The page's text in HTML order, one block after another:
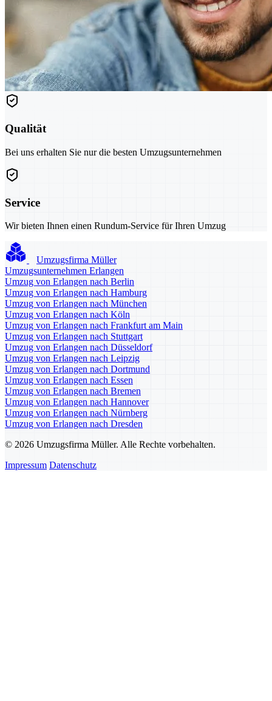
Qualität
Bei uns erhalten Sie nur die besten Umzugsunternehmen
Service
Wir bieten Ihnen einen Rundum-Service für Ihren Umzug
Umzugsfirma Müller
Umzugsunternehmen Erlangen
Umzug von Erlangen nach Berlin
Umzug von Erlangen nach Hamburg
Umzug von Erlangen nach München
Umzug von Erlangen nach Köln
Umzug von Erlangen nach Frankfurt am Main
Umzug von Erlangen nach Stuttgart
Umzug von Erlangen nach Düsseldorf
Umzug von Erlangen nach Leipzig
Umzug von Erlangen nach Dortmund
Umzug von Erlangen nach Essen
Umzug von Erlangen nach Bremen
Umzug von Erlangen nach Hannover
Umzug von Erlangen nach Nürnberg
Umzug von Erlangen nach Dresden
© 2026 Umzugsfirma Müller. Alle Rechte vorbehalten.
Impressum Datenschutz